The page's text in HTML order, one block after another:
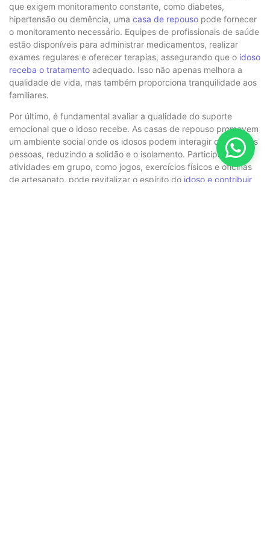
que exigem monitoramento constante, como diabetes,
hipertensão ou demência, uma casa de repouso pode fornecer
o monitoramento necessário. Equipes de profissionais de saúde
estão disponíveis para administrar medicamentos, realizar
exames regulares e oferecer terapias, assegurando que o idoso
receba o tratamento adequado. Isso não apenas melhora a
qualidade de vida, mas também proporciona tranquilidade aos
familiares.
Por último, é fundamental avaliar a qualidade do suporte
emocional que o idoso recebe. As casas de repouso promovem
um ambiente social onde os idosos podem interagir com outras
pessoas, reduzindo a solidão e o isolamento. Participar de
atividades em grupo, como jogos, exercícios físicos e oficinas
de artesanato, pode revitalizar o espírito do idoso e contribuir